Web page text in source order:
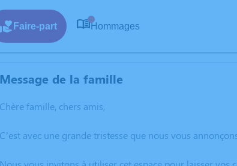
Faire-part Hommages
Message de la famille
Chère famille, chers amis,
C’est avec une grande tristesse que nous vous